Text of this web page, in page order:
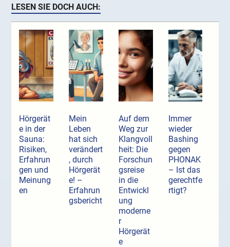
LESEN SIE DOCH AUCH:
Hörgerät
e in der
Sauna:
Risiken,
Erfahrun
gen und
Meinung
en
Mein
Leben
hat sich
verändert
, durch
Hörgerät
e! –
Erfahrun
gsbericht
Auf dem
Weg zur
Klangvoll
heit: Die
Forschun
gsreise
in die
Entwickl
ung
moderne
r
Hörgerät
e
Immer
wieder
Bashing
gegen
PHONAK
– Ist das
gerechtfe
rtigt?